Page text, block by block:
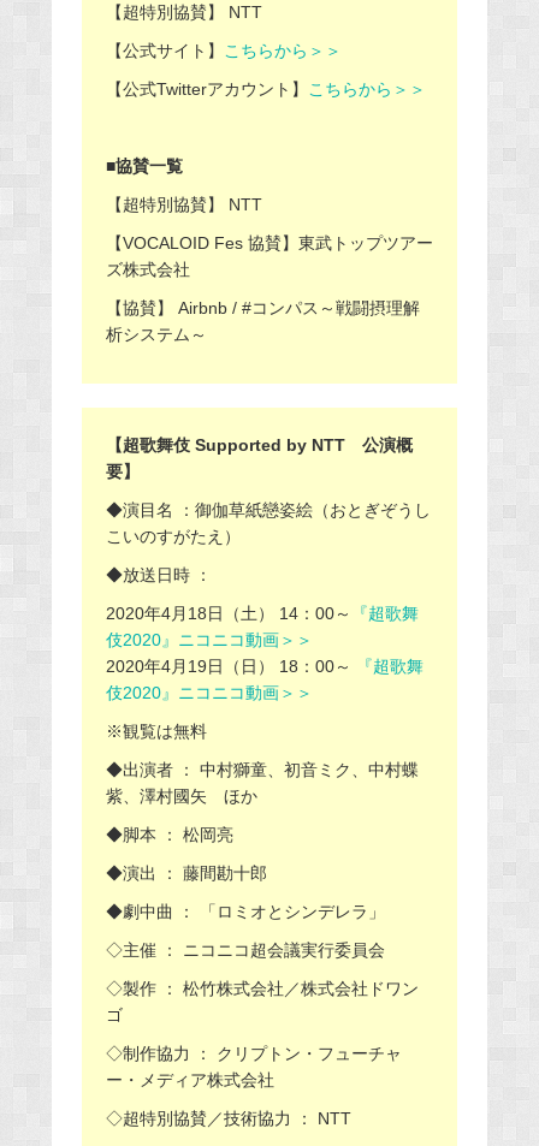
【超特別協賛】 NTT
【公式サイト】
こちらから＞＞
【公式Twitterアカウント】
こちらから＞＞
■協賛一覧
【超特別協賛】 NTT
【VOCALOID Fes 協賛】東武トップツアー
ズ株式会社
【協賛】 Airbnb / #コンパス～戦闘摂理解
析システム～
【超歌舞伎 Supported by NTT 公演概
要】
◆演目名 ：御伽草紙戀姿絵（おとぎぞうし
こいのすがたえ）
◆放送日時 ：
2020年4月18日（土） 14：00～
『超歌舞
伎2020』ニコニコ動画＞＞
2020年4月19日（日） 18：00～
『超歌舞
伎2020』ニコニコ動画＞＞
※観覧は無料
◆出演者 ： 中村獅童、初音ミク、中村蝶
紫、澤村國矢 ほか
◆脚本 ： 松岡亮
◆演出 ： 藤間勘十郎
◆劇中曲 ： 「ロミオとシンデレラ」
◇主催 ： ニコニコ超会議実行委員会
◇製作 ： 松竹株式会社／株式会社ドワン
ゴ
◇制作協力 ： クリプトン・フューチャ
ー・メディア株式会社
◇超特別協賛／技術協力 ： NTT